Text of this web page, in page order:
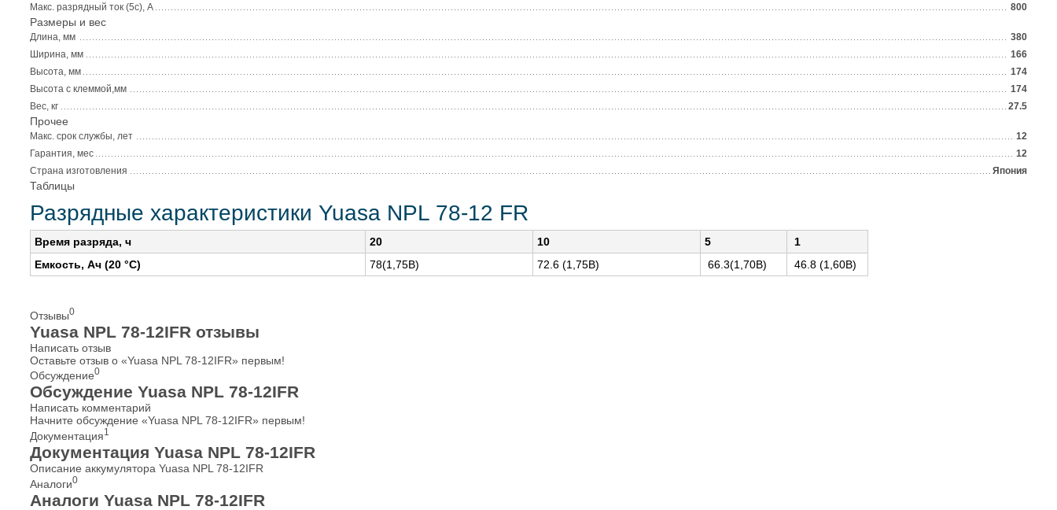
Макс. разрядный ток (5с), А 800
Размеры и вес
Длина, мм
380
Ширина, мм
166
Высота, мм
174
Высота с клеммой,мм
174
Вес, кг
27.5
Прочее
Макс. срок службы, лет
12
Гарантия, мес
12
Страна изготовления
Япония
Таблицы
Разрядные характеристики Yuasa NPL 78-12 FR
Время разряда, ч 20 10 5
1
Емкость, Ач (20 °С)
78(1,75В) 72.6 (1,75В) 66.3(1,70В) 46.8 (1,60В)
Отзывы0
Yuasa NPL 78-12IFR отзывы
Написать отзыв
Оставьте отзыв о «Yuasa NPL 78-12IFR» первым!
Обсуждение0
Обсуждение Yuasa NPL 78-12IFR
Написать комментарий
Начните обсуждение «Yuasa NPL 78-12IFR» первым!
Документация1
Документация Yuasa NPL 78-12IFR
Описание аккумулятора Yuasa NPL 78-12IFR
Аналоги0
Аналоги Yuasa NPL 78-12IFR